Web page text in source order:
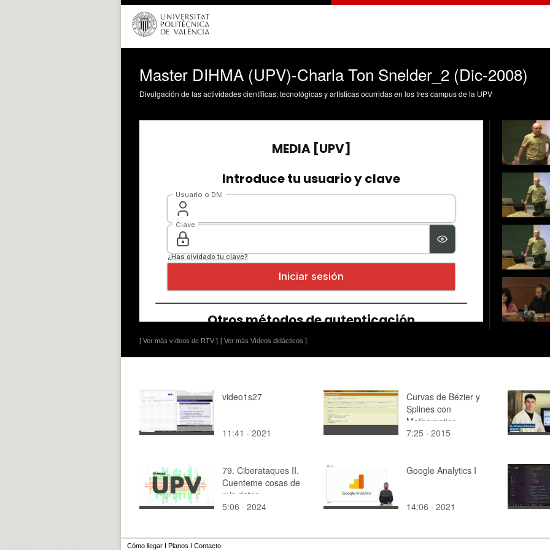
Master DIHMA (UPV)-Charla Ton Snelder_2 (Dic-2008)
Divulgación de las actividades científicas, tecnológicas y artísticas ocurridas en los tres campus de la UPV
[ Ver más vídeos de RTV ] [ Ver más Vídeos didácticos ]
video1s27
11:41 · 2021
Curvas de Bézier y
Splines con
Mathematica
7:25 · 2015
79. Ciberataques II.
Cuenteme cosas de
mis datos
5:06 · 2024
Google Analytics I
14:06 · 2021
Cómo llegar I Planos I Contacto